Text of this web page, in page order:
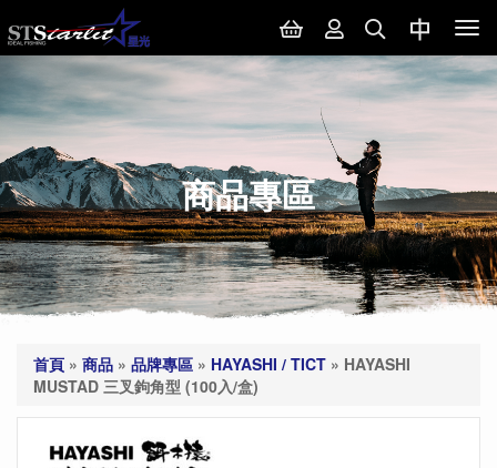
商品專區
首頁 » 商品 » 品牌專區 » HAYASHI / TICT » HAYASHI
MUSTAD 三叉鉤角型 (100入/盒)